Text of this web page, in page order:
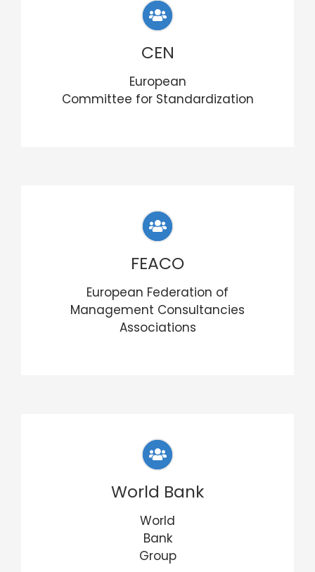
CEN
European
Committee for Standardization
FEACO
European Federation of
Management Consultancies
Associations
World Bank
World
Bank
Group